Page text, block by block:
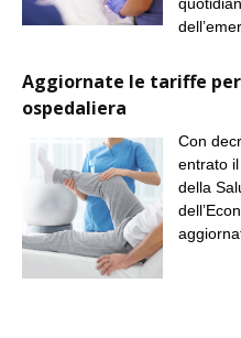
Aggiornate le tariffe
ospedaliera
Con
entrato
della